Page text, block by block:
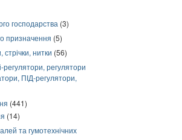
господарства (3)
призначення (5)
стрічки, нитки (56)
регулятори, регулятори
ПІД-регулятори,
(441)
(14)
та гумотехнічних